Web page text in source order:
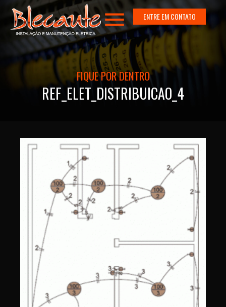
ENTRE EM CONTATO
menu
FIQUE POR DENTRO
REF_ELET_DISTRIBUICAO_4